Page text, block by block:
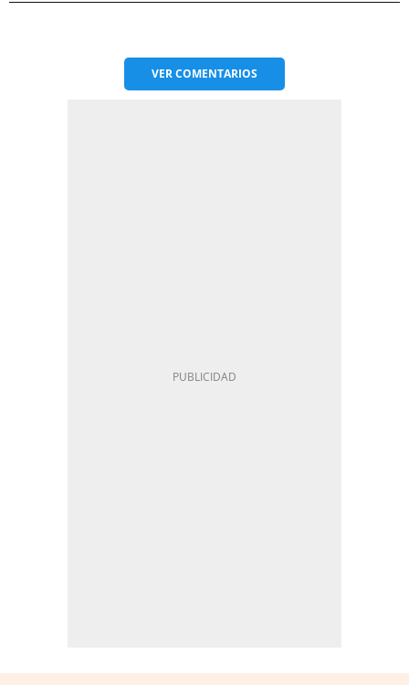
VERCOMENTARIOS